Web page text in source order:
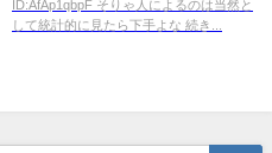
ID:AfAp1qbpF そりゃ人によるのは当然と
して統計的に見たら下手よな 続き...